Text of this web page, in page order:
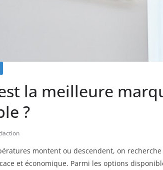
la meilleure
?
montent ou descendent, on
et économique. Parmi les options